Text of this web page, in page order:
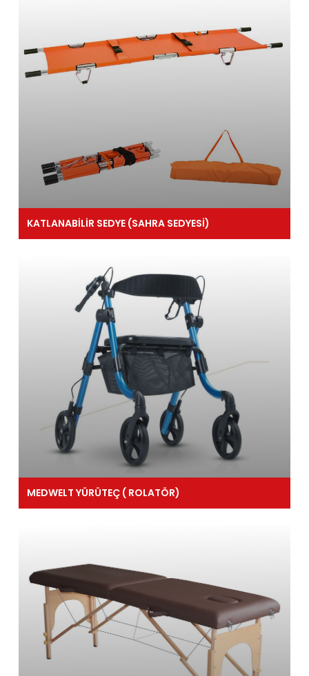
KATLANABİLİR SEDYE (SAHRA SEDYESİ)
MEDWELT YÜRÜTEÇ ( ROLATÖR)